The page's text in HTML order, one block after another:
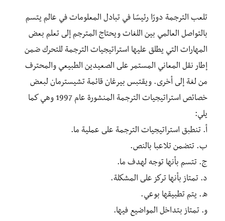
تلعب الترجمة دورًا رئيسًا في تبادل المعلومات في عالم يتسم
بالتواصل العالمي بين اللغات ويحتاج المترجم إلى تعلم بعض
المهارات التي يطلق عليها استراتيجيات الترجمة للتحرك ضمن
إطار نقل المعاني المستمر على الصعيدين الطبيعي والمحترف
من لغة إلى أخرى. ويقتبس بيرغان قائمة تشيسترمان لبعض
خصائص استراتيجيات الترجمة المنشورة عام 1997 وهي كما
يلي:
أ. تنطبق استراتيجيات الترجمة على عملية ما.
ب. تتضمن تلاعبا بالنص.
ج. تتسم بأنها توجه لهدف ما.
د. تمتاز بأنها تركز على المشكلة.
ه. يتم تطبيقها بوعي.
و. تمتاز بتداخل المواضيع فيها.